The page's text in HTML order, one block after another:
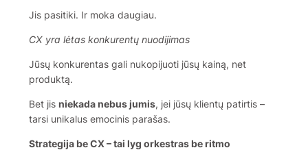
Jis pasitiki. Ir moka daugiau.
CX yra lėtas konkurentų nuodijimas
Jūsų konkurentas gali nukopijuoti jūsų kainą, net
produktą.
Bet jis niekada nebus jumis, jei jūsų klientų patirtis –
tarsi unikalus emocinis parašas.
Strategija be CX – tai lyg orkestras be ritmo